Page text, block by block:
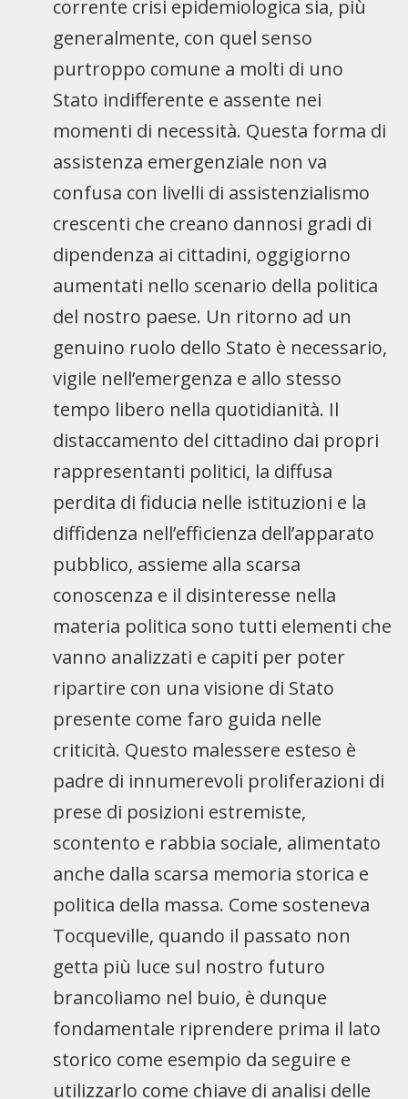
corrente crisi epidemiologica sia, più
generalmente, con quel senso
purtroppo comune a molti di uno
Stato indifferente e assente nei
momenti di necessità. Questa forma di
assistenza emergenziale non va
confusa con livelli di assistenzialismo
crescenti che creano dannosi gradi di
dipendenza ai cittadini, oggigiorno
aumentati nello scenario della politica
del nostro paese. Un ritorno ad un
genuino ruolo dello Stato è necessario,
vigile nell’emergenza e allo stesso
tempo libero nella quotidianità. Il
distaccamento del cittadino dai propri
rappresentanti politici, la diffusa
perdita di fiducia nelle istituzioni e la
diffidenza nell’efficienza dell’apparato
pubblico, assieme alla scarsa
conoscenza e il disinteresse nella
materia politica sono tutti elementi che
vanno analizzati e capiti per poter
ripartire con una visione di Stato
presente come faro guida nelle
criticità. Questo malessere esteso è
padre di innumerevoli proliferazioni di
prese di posizioni estremiste,
scontento e rabbia sociale, alimentato
anche dalla scarsa memoria storica e
politica della massa. Come sosteneva
Tocqueville, quando il passato non
getta più luce sul nostro futuro
brancoliamo nel buio, è dunque
fondamentale riprendere prima il lato
storico come esempio da seguire e
utilizzarlo come chiave di analisi delle